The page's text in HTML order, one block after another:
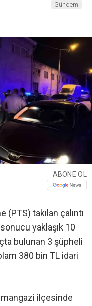
Gündem
ABONE OL
(PTS) takılan çalıntı
yaklaşık 10
bulunan 3 şüpheli
380 bin TL idari
ilçesinde